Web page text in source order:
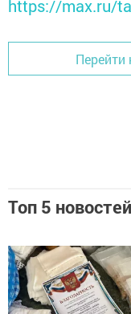
https://max.ru/
Перейти
Топ 5 новостей